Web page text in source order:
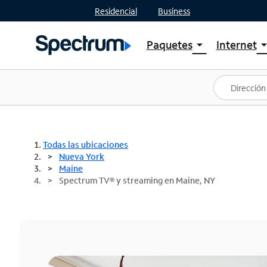
Residencial Business
Paquetesarrow_drop_down
Ver paquetes
Spectrum One
Mejores ofertas
Internetarrow_drop_down
Planes
Todas las ubicaciones
Nueva York
Maine
Spectrum TV® y streaming en Maine, NY